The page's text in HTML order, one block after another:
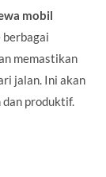
mobil
berbagai
memastikan
jalan. Ini akan
produktif.